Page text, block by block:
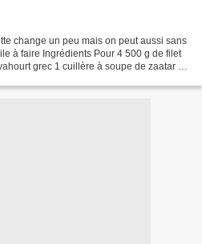
change un peu mais on peut aussi sans
à faire Ingrédients Pour 4 500 g de filet
grec 1 cuillère à soupe de zaatar 2